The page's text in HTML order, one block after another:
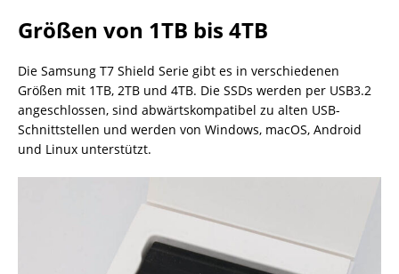
Größen von 1TB bis 4TB
Die Samsung T7 Shield Serie gibt es in verschiedenen
Größen mit 1TB, 2TB und 4TB. Die SSDs werden per USB3.2
angeschlossen, sind abwärtskompatibel zu alten USB-
Schnittstellen und werden von Windows, macOS, Android
und Linux unterstützt.